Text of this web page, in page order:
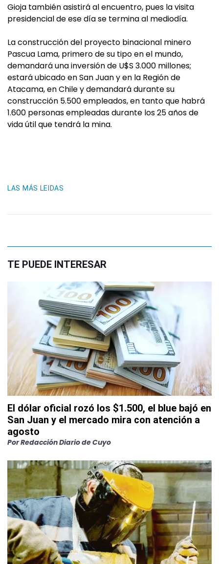
Gioja también asistirá al encuentro, pues la visita
presidencial de ese día se termina al mediodía.
La construcción del proyecto binacional minero
Pascua Lama, primero de su tipo en el mundo,
demandará una inversión de U$S 3.000 millones;
estará ubicado en San Juan y en la Región de
Atacama, en Chile y demandará durante su
construcción 5.500 empleados, en tanto que habrá
1.600 personas empleadas durante los 25 años de
vida útil que tendrá la mina.
LAS MÁS LEIDAS
TE PUEDE INTERESAR
El dólar oficial rozó los $1.500, el blue bajó en
San Juan y el mercado mira con atención a
agosto
PorRedacción Diario de Cuyo